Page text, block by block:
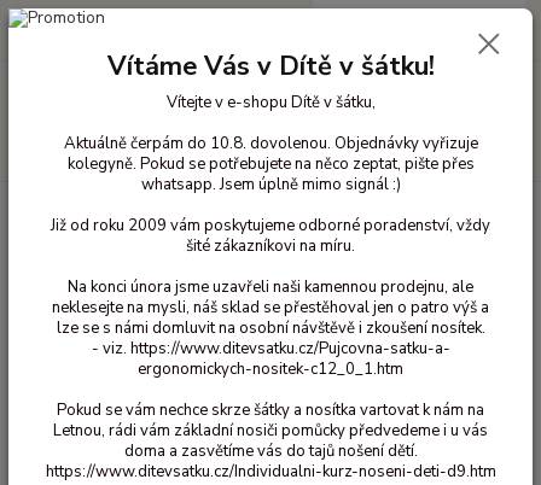
Hledat
+420 603 818 836
0 Kč
Maxomorra - Daisy 98/104
Šaty Maxomorra - Daisy 98/104
720 Kč
- 58 %
Vítáme Vás v Dítě v šátku!
Vítejte v e-shopu Dítě v šátku,
Aktuálně čerpám do 10.8. dovolenou. Objednávky vyřizuje
kolegyně. Pokud se potřebujete na něco zeptat, pište přes
whatsapp. Jsem úplně mimo signál :)
Již od roku 2009 vám poskytujeme odborné poradenství, vždy
šité zákazníkovi na míru.
Na konci února jsme uzavřeli naši kamennou prodejnu, ale
neklesejte na mysli, náš sklad se přestěhoval jen o patro výš a
lze se s námi domluvit na osobní návštěvě i zkoušení nosítek.
- viz. https://www.ditevsatku.cz/Pujcovna-satku-a-
ergonomickych-nositek-c12_0_1.htm
Pokud se vám nechce skrze šátky a nosítka vartovat k nám na
Letnou, rádi vám základní nosiči pomůcky předvedeme i u vás
doma a zasvětíme vás do tajů nošení dětí.
https://www.ditevsatku.cz/Individualni-kurz-noseni-deti-d9.htm